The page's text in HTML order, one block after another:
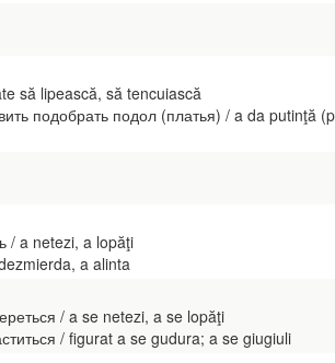
să lipească, să tencuiască
подобрать подол (платья) / a da
/ a netezi, a lopăţi
a alinta
/ a se netezi, a se lopăţi
/ figurat a se gudura; a se giugiuli